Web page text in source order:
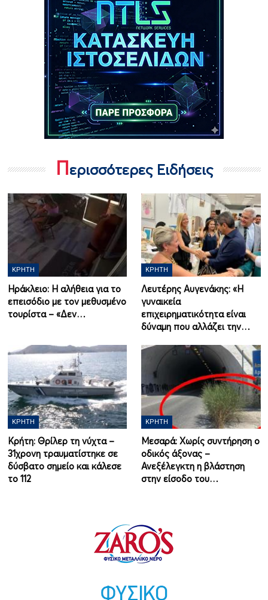
Περισσότερες Ειδήσεις
ΚΡΉΤΗ
Ηράκλειο: Η αλήθεια για το
επεισόδιο με τον μεθυσμένο
τουρίστα – «Δεν…
ΚΡΉΤΗ
Λευτέρης Αυγενάκης: «Η
γυναικεία
επιχειρηματικότητα είναι
δύναμη που αλλάζει την…
ΚΡΉΤΗ
Κρήτη: Θρίλερ τη νύχτα –
31χρονη τραυματίστηκε σε
δύσβατο σημείο και κάλεσε
το 112
ΚΡΉΤΗ
Μεσαρά: Χωρίς συντήρηση ο
οδικός άξονας –
Ανεξέλεγκτη η βλάστηση
στην είσοδο του…